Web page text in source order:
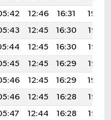
12:46 16:31
19:39
12:45 16:30
19:38
12:45 16:30
19:36
12:45 16:29
19:35
12:45 16:29
19:34
12:45 16:28
19:33
12:44 16:28
19:32